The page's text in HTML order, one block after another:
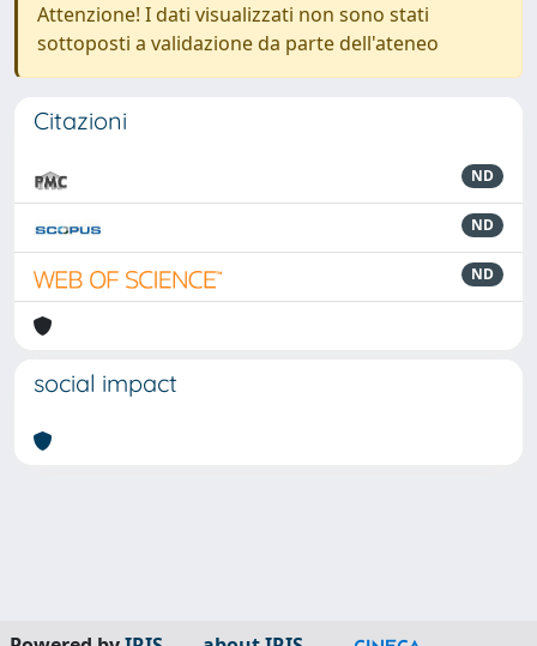
Attenzione! I dati visualizzati non sono stati
sottoposti a validazione da parte dell'ateneo
Citazioni
ND
ND
ND
social impact